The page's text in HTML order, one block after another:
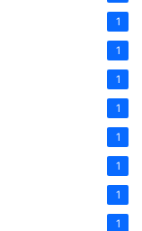
1
1
1
1
1
1
1
1